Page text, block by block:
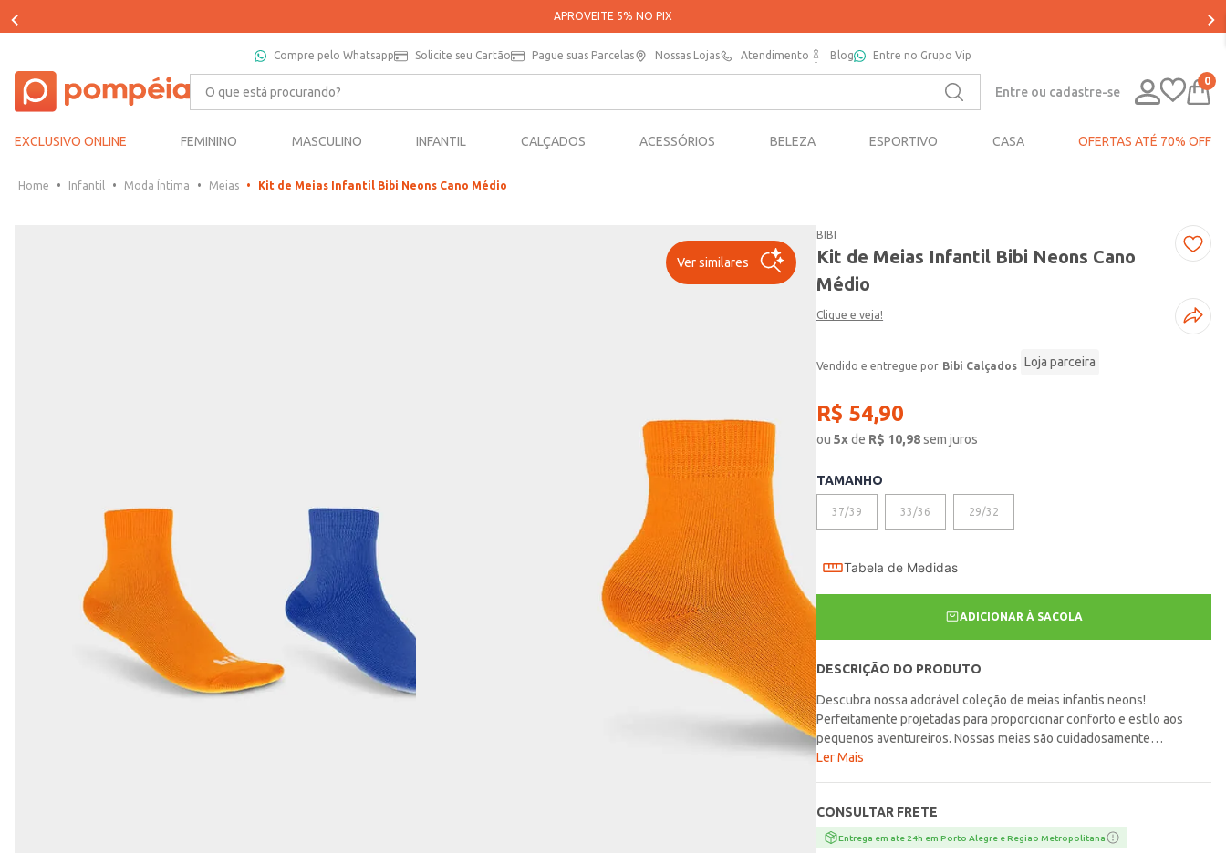
Compre pelo Whatsapp Solicite seu Cartão Pague suas Parcelas Nossas Lojas Atendimento Blog Entre no Grupo Vip
O que está procurando?
Entre ou cadastre-se
0
EXCLUSIVO ONLINE FEMININO MASCULINO INFANTIL CALÇADOS ACESSÓRIOS BELEZA ESPORTIVO CASA OFERTAS ATÉ 70% OFF
Infantil Moda Íntima Meias Kit de Meias Infantil Bibi Neons Cano Médio
Ver similares
BIBI
Kit de Meias Infantil Bibi Neons Cano
Médio
Clique e veja!
Bibi Calçados Loja parceira
R$ 54,90
ou5xde R$ 10,98sem juros
TAMANHO
37/39 33/36 29/32
Tabela de Medidas
ADICIONAR À SACOLA
DESCRIÇÃO DO PRODUTO
Descubra nossa adorável coleção de meias infantis neons!
Perfeitamente projetadas para proporcionar conforto e estilo aos
pequenos aventureiros. Nossas meias são cuidadosamente
elaboradas para garantir um ajuste perfeito e manter os pezinhos dos
perfeitamente com nossa linha de calçados infantis. O kit inclui: 1
meia laranja neon; 1 meia azul neon; 1 meia amarelo neon.
Ler Mais
CONSULTAR FRETE
Entrega em ate 24h em Porto Alegre e Regiao Metropolitana